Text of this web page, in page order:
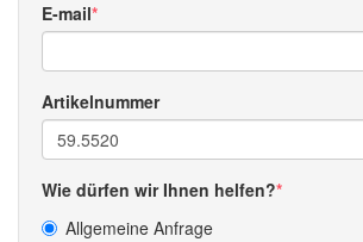
E-mail
Artikelnummer
Wie dürfen wir Ihnen helfen?
Allgemeine Anfrage